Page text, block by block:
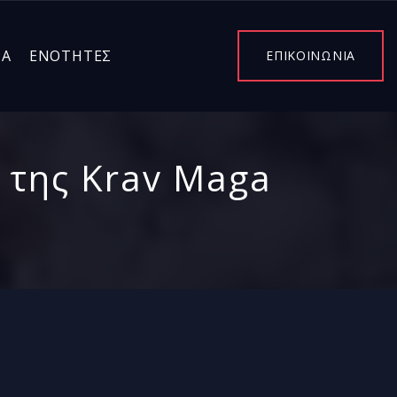
ΕΝΌΤΗΤΕΣ ΕΠΙΚΟΙΝΩΝΙΑ
της Krav Maga